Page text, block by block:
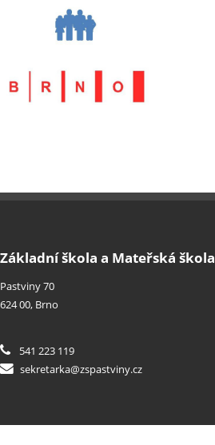
Základní škola a Mateřská škola
Pastviny 70
624 00, Brno
541 223 119
sekretarka@zspastviny.cz